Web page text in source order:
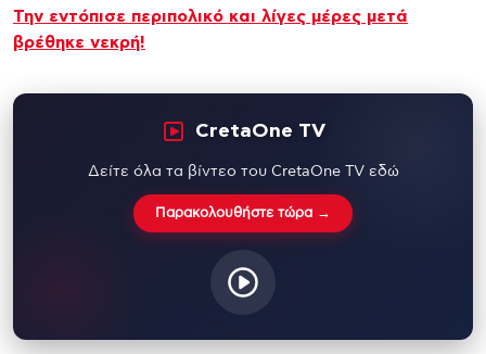
Την εντόπισε περιπολικό και λίγες μέρες μετά
βρέθηκε νεκρή!
CretaOne TV
Δείτε όλα τα βίντεο του CretaOne TV εδώ
Παρακολουθήστε τώρα →